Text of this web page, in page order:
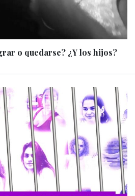
o quedarse? ¿Y los hijos?